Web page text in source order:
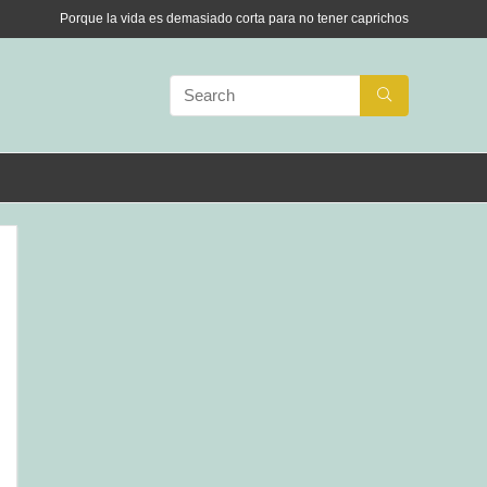
Porque la vida es demasiado corta para no tener caprichos